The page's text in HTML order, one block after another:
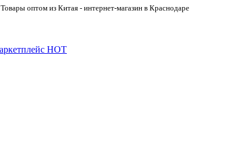
Товары оптом из Китая - интернет-магазин в Краснодаре
HOT